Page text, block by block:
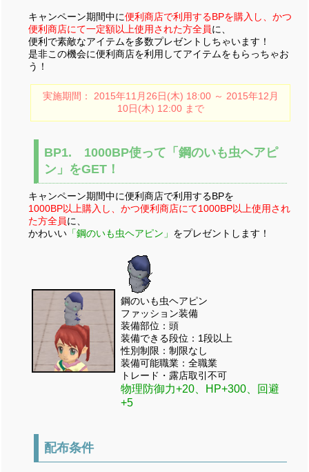
キャンペーン期間中に便利商店で利用するBPを購入し、かつ
便利商店にて一定額以上使用された方全員に、
便利で素敵なアイテムを多数プレゼントしちゃいます！
是非この機会に便利商店を利用してアイテムをもらっちゃお
う！
実施期間： 2015年11月26日(木) 18:00 ～ 2015年12月
10日(木) 12:00 まで
BP1. 1000BP使って「鋼のいも虫ヘアピ
ン」をGET！
キャンペーン期間中に便利商店で利用するBPを
1000BP以上購入し、かつ便利商店にて1000BP以上使用され
た方全員に、
かわいい 「鋼のいも虫ヘアピン」 をプレゼントします！
鋼のいも虫ヘアピン
ファッション装備
装備部位：頭
装備できる段位：1段以上
性別制限：制限なし
装備可能職業：全職業
トレード・露店取引不可
物理防御力+20、HP+300、回避
+5
配布条件